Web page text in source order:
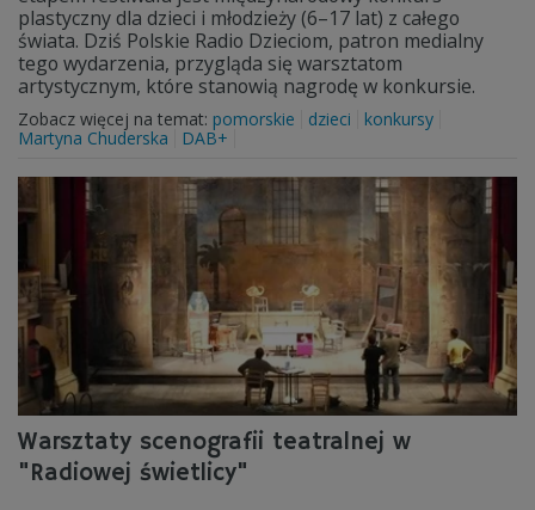
plastyczny dla dzieci i młodzieży (6–17 lat) z całego
świata. Dziś Polskie Radio Dzieciom, patron medialny
tego wydarzenia, przygląda się warsztatom
artystycznym, które stanowią nagrodę w konkursie.
Zobacz więcej na temat: pomorskie dzieci
konkursy
Martyna Chuderska
DAB+
Warsztaty scenografii teatralnej w
"Radiowej świetlicy"